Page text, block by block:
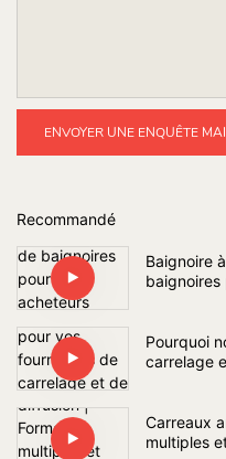
ENVOYER UNE ENQUÊTE
Recommandé
Baignoire
baignoires
Pourquoi
carrelage
Carreaux
multiples